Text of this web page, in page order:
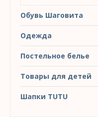
Обувь Шаговита
Одежда
Постельное белье
Товары для детей
Шапки TUTU